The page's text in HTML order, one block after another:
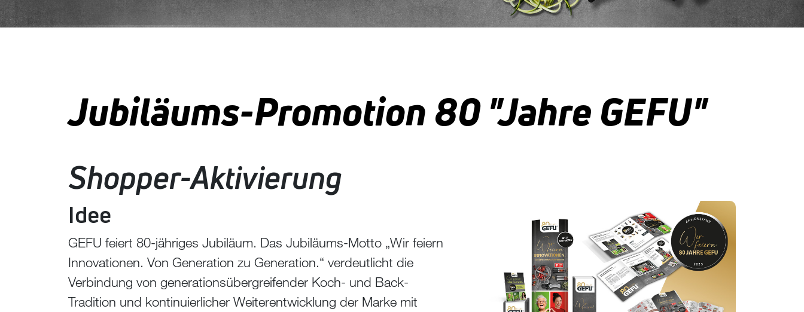
Jubiläums-Promotion 80 "Jahre GEFU"
Shopper-Aktivierung
Idee
GEFU feiert 80-jähriges Jubiläum. Das Jubiläums-Motto „Wir feiern
Innovationen. Von Generation zu Generation.“ verdeutlicht die
Verbindung von generationsübergreifender Koch- und Back-
Tradition und kontinuierlicher Weiterentwicklung der Marke mit